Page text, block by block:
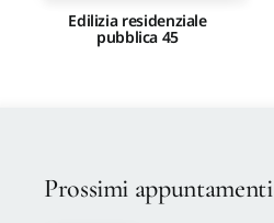
Edilizia residenziale
pubblica 45
Prossimi appuntamenti